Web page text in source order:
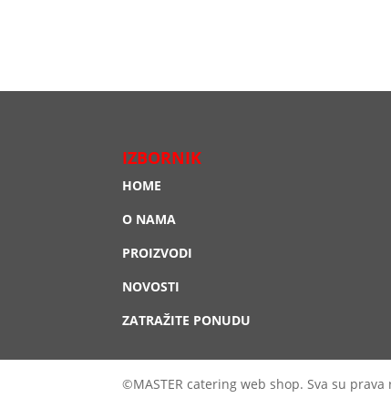
IZBORNIK
HOME
O NAMA
PROIZVODI
NOVOSTI
ZATRAŽITE PONUDU
©MASTER catering web shop. Sva su prava